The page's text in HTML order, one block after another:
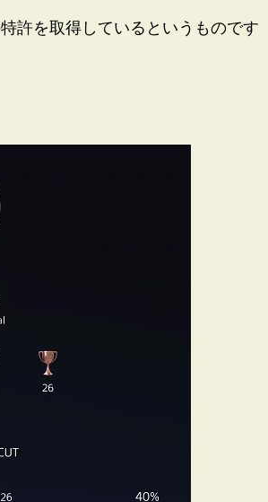
許を取得しているというものです